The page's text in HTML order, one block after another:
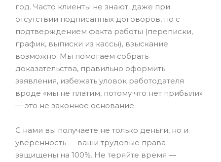
год. Часто клиенты не знают: даже при
отсутствии подписанных договоров, но с
подтверждением факта работы (переписки,
график, выписки из кассы), взыскание
возможно. Мы помогаем собрать
доказательства, правильно оформить
заявления, избежать уловок работодателя
вроде «мы не платим, потому что нет прибыли»
— это не законное основание.
С нами вы получаете не только деньги, но и
уверенность — ваши трудовые права
защищены на 100%. Не теряйте время —